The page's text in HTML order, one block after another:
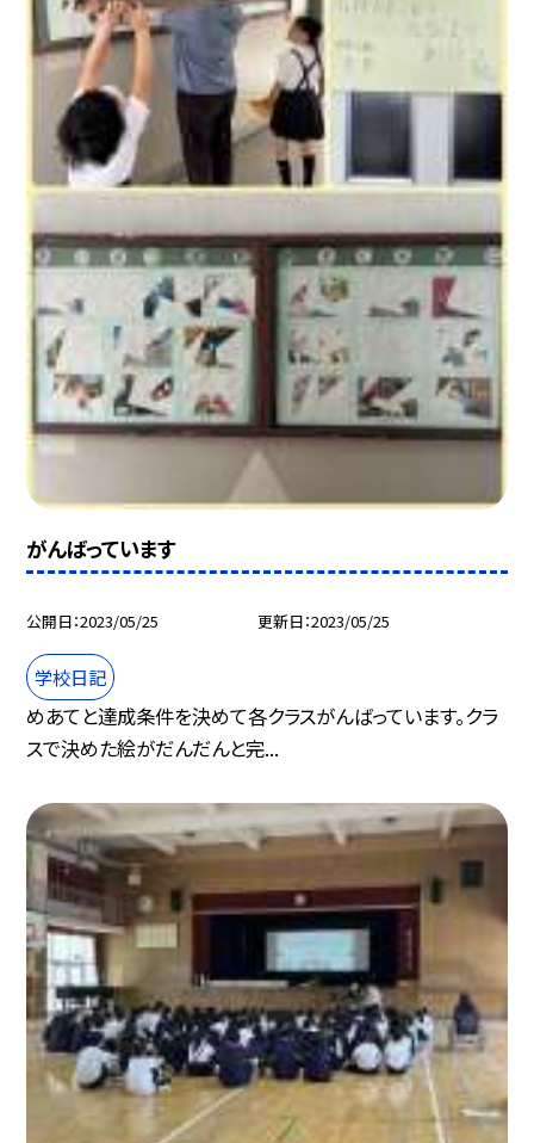
がんばっています
公開日 2023/05/25 更新日 2023/05/25
学校日記
めあてと達成条件を決めて各クラスがんばっています。クラ
スで決めた絵がだんだんと完...